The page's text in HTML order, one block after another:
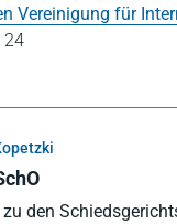
Vereinigung für
24
den